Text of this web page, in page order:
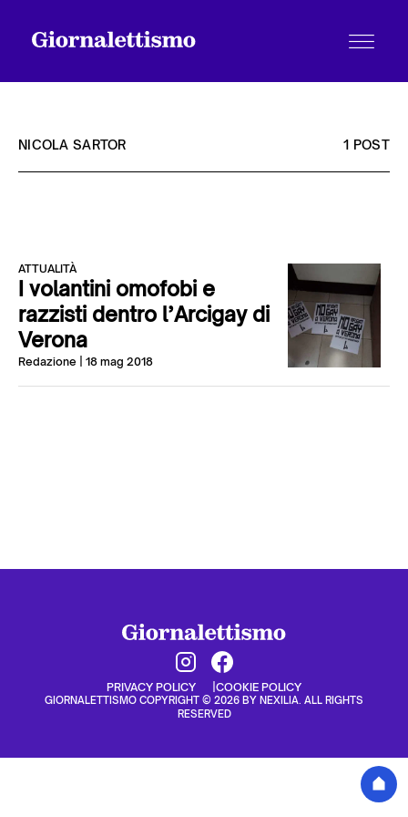
Chi siamo
Contatti
NICOLA SARTOR 1 POST
ATTUALITÀ
I volantini omofobi e
razzisti dentro l’Arcigay di
Verona
Redazione | 18 mag 2018
PRIVACY POLICY COOKIE POLICY
GIORNALETTISMO COPYRIGHT © 2026 BY NEXILIA. ALL RIGHTS
RESERVED